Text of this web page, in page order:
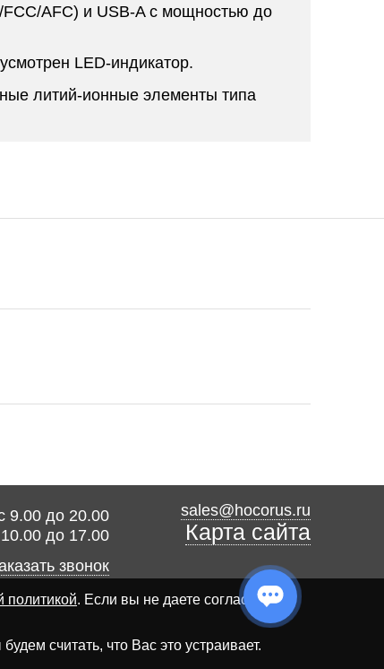
AFC) и USB-A с мощностью до
LED-индикатор.
литий-ионные элементы типа
9.00 до 20.00
до 17.00
звонок
sales@hocorus.ru
Карта сайта
политикой. Если вы не даете согласия на
считать, что Вас это устраивает.